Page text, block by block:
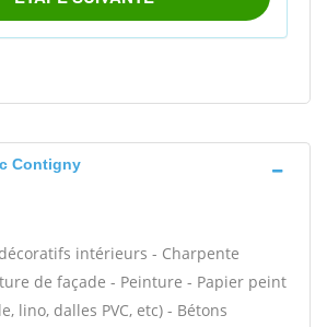
Contigny
intérieurs - Charpente
de façade - Peinture - Papier peint
lino, dalles PVC, etc) - Bétons